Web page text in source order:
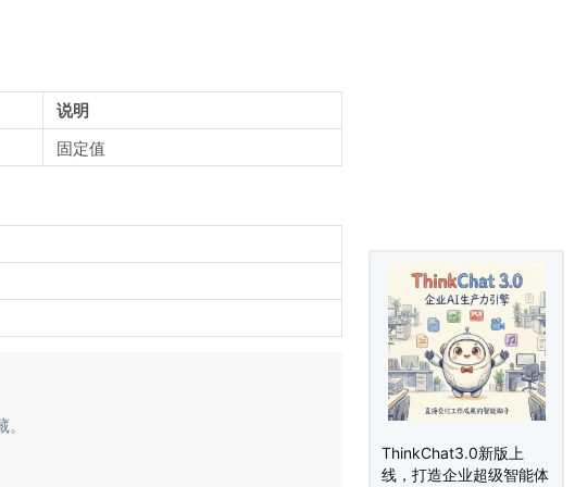
ThinkChat3.0新版上
线，打造企业超级智能体
说明
固定值